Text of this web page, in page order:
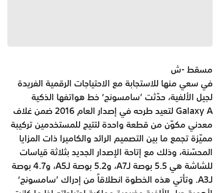
مسقط -ش
في سعي منها للاستجابة مع الاحتياجات الرقمية الفريدة
لجيل الألفية، حدّثت ’سامسونج‘ خط هواتفها الذكية
Galaxy A لتعيد طرحه في إصدار العام 2016 ضمن غلاف
معدني مكوّن من قطعة واحدة لتتيح للمستخدمين تركيبة
مميّزة تجمع ما بين التصميم الرائد والكاميرا ذات المزايا
المحسّنة، وذلك مع إتاحة الإصدار الجديد بثلاثة قياسات
للشاشة هي 5.5 بوصة لـA7، و5.2 بوصة لـA5، و4.7 بوصة
لـA3. وتأتي هذه الخطوة انطلاقاً من إدراك ’سامسونج‘